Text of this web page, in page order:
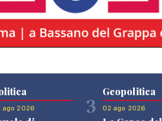
ago 2026 3
Geopolitica
02 ago 2026